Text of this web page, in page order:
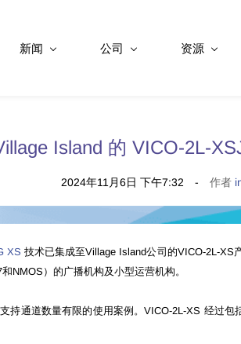
新闻 公司 资源
Island 的 VICO-2L-
2024年11月6日 下午7:32 作者
XS 技术已集成至Village Island公司的VICO-2L-XS
NMOS）的广播机构及小型运营机构。
持通道数量有限的使用案例。VICO-2L-XS 经过